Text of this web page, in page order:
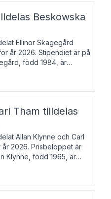
Beskowska
Ellinor Skagegård
år 2026. Stipendiet är på
född 1984, är
Hon skriver
Ups
Tham tilldelas
Allan Klynne och Carl
år 2026. Prisbeloppet är
Klynne, född 1965, är
och fil.dr i antikens